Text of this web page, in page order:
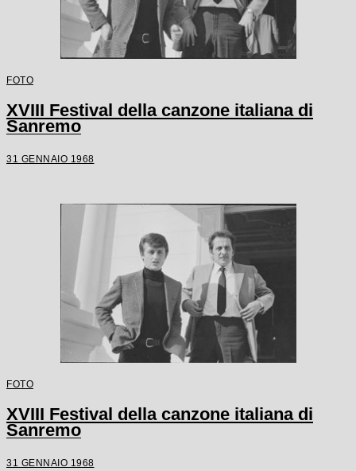
FOTO
XVIII Festival della canzone italiana di
Sanremo
31 GENNAIO 1968
FOTO
XVIII Festival della canzone italiana di
Sanremo
31 GENNAIO 1968